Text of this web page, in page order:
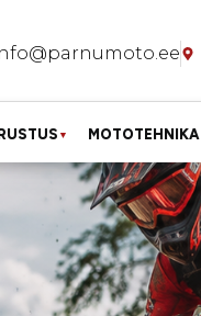
▼ MOTOTEHNIKA